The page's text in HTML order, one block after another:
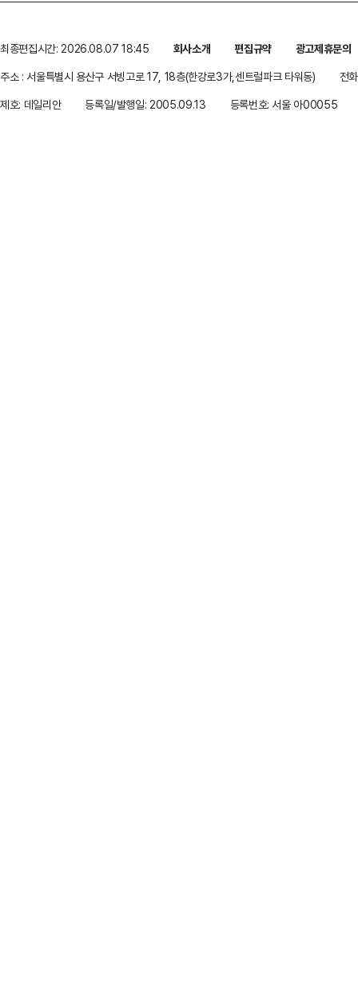
최종편집시간: 2026.08.07 18:45 회사소개 편집규약
광고제휴문의
주소 : 서울특별시 용산구 서빙고로 17, 18층(한강로3가,센트럴파크 타워동)
전
제호: 데일리안
등록일/발행일: 2005.09.13 등록번호: 서울 아00055